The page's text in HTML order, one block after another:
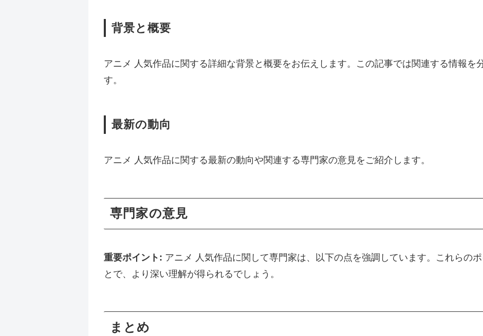
背景と概要
アニメ 人気作品に関する詳細な背景と概要をお伝えします。この記事では関連する情報を
す。
最新の動向
アニメ 人気作品に関する最新の動向や関連する専門家の意見をご紹介します。
専門家の意見
重要ポイント: アニメ 人気作品に関して専門家は、以下の点を強調しています。これらの
とで、より深い理解が得られるでしょう。
まとめ